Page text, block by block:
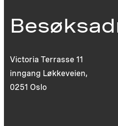
Victoria Terrasse 11
inngang Løkkeveien,
0251 Oslo